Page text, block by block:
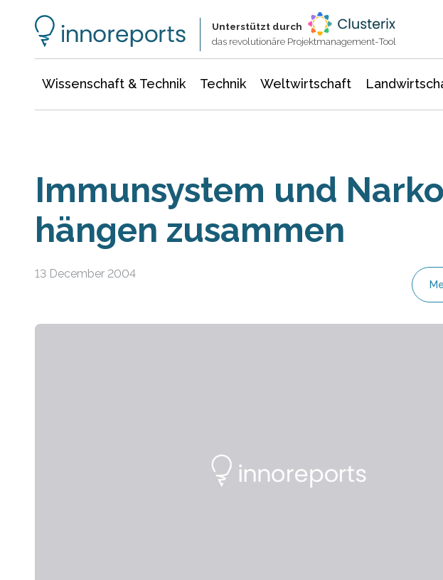
Unterstützt durch
das revolutionäre Projektmanagement-Tool
Wissenschaft & Technik Technik Weltwirtschaft
Immunsystem und
hängen zusammen
13 December 2004